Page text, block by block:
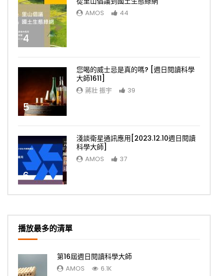
4
AMOS 44
5
您喝的威士忌是真的嗎? [週日閱讀科學
大師1611]
蔣壯 振宇 39
6
淺談衛星通訊應用[2023.12.10週日閱讀
科學大師]
AMOS 37
播放最多的清單
第16屆週日閱讀科學大師
AMOS 6.1K